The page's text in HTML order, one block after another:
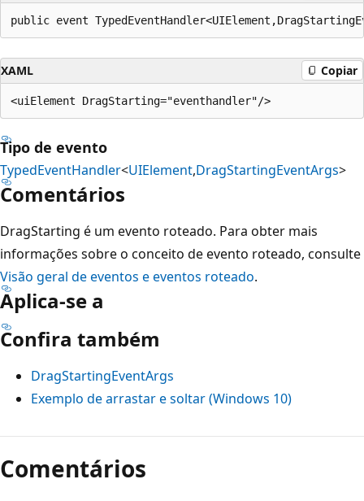
public event
XAML Copiar
Tipo de evento
TypedEventHandler<UIElement,DragStartingEventArgs>
Comentários
DragStarting é um evento roteado. Para obter mais
informações sobre o conceito de evento roteado, consulte
Visão geral de eventos e eventos roteado.
Aplica-se a
Confira também
DragStartingEventArgs
Exemplo de arrastar e soltar (Windows 10)
Modo
de
leitura
Comentários